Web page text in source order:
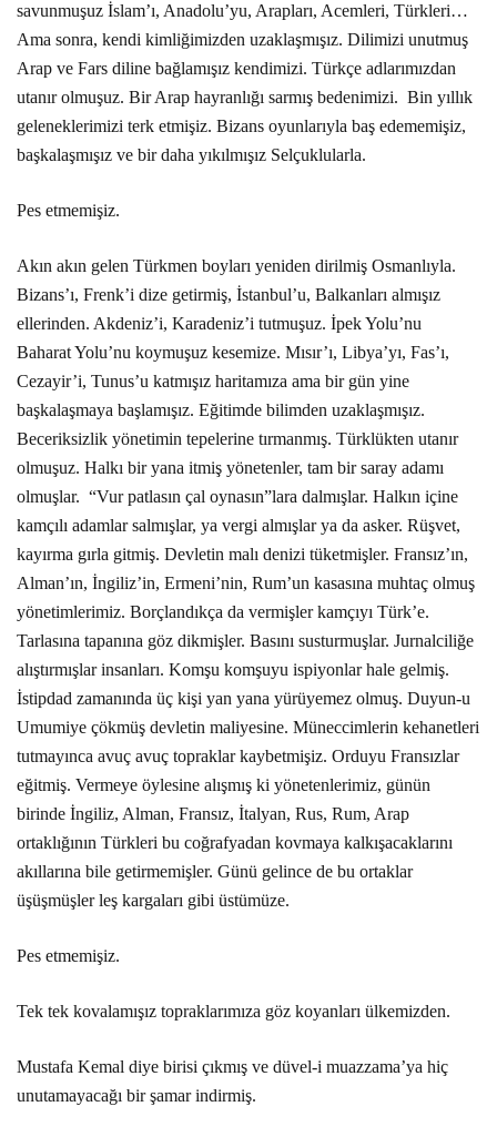
savunmuşuz İslam’ı, Anadolu’yu, Arapları, Acemleri, Türkleri…
Ama sonra, kendi kimliğimizden uzaklaşmışız. Dilimizi unutmuş
Arap ve Fars diline bağlamışız kendimizi. Türkçe adlarımızdan
utanır olmuşuz. Bir Arap hayranlığı sarmış bedenimizi. Bin yıllık
geleneklerimizi terk etmişiz. Bizans oyunlarıyla baş edememişiz,
başkalaşmışız ve bir daha yıkılmışız Selçuklularla.
Pes etmemişiz.
Akın akın gelen Türkmen boyları yeniden dirilmiş Osmanlıyla.
Bizans’ı, Frenk’i dize getirmiş, İstanbul’u, Balkanları almışız
ellerinden. Akdeniz’i, Karadeniz’i tutmuşuz. İpek Yolu’nu
Baharat Yolu’nu koymuşuz kesemize. Mısır’ı, Libya’yı, Fas’ı,
Cezayir’i, Tunus’u katmışız haritamıza ama bir gün yine
başkalaşmaya başlamışız. Eğitimde bilimden uzaklaşmışız.
Beceriksizlik yönetimin tepelerine tırmanmış. Türklükten utanır
olmuşuz. Halkı bir yana itmiş yönetenler, tam bir saray adamı
olmuşlar. “Vur patlasın çal oynasın”lara dalmışlar. Halkın içine
kamçılı adamlar salmışlar, ya vergi almışlar ya da asker. Rüşvet,
kayırma gırla gitmiş. Devletin malı denizi tüketmişler. Fransız’ın,
Alman’ın, İngiliz’in, Ermeni’nin, Rum’un kasasına muhtaç olmuş
yönetimlerimiz. Borçlandıkça da vermişler kamçıyı Türk’e.
Tarlasına tapanına göz dikmişler. Basını susturmuşlar. Jurnalciliğe
alıştırmışlar insanları. Komşu komşuyu ispiyonlar hale gelmiş.
İstipdad zamanında üç kişi yan yana yürüyemez olmuş. Duyun-u
Umumiye çökmüş devletin maliyesine. Müneccimlerin kehanetleri
tutmayınca avuç avuç topraklar kaybetmişiz. Orduyu Fransızlar
eğitmiş. Vermeye öylesine alışmış ki yönetenlerimiz, günün
birinde İngiliz, Alman, Fransız, İtalyan, Rus, Rum, Arap
ortaklığının Türkleri bu coğrafyadan kovmaya kalkışacaklarını
akıllarına bile getirmemişler. Günü gelince de bu ortaklar
üşüşmüşler leş kargaları gibi üstümüze.
Pes etmemişiz.
Tek tek kovalamışız topraklarımıza göz koyanları ülkemizden.
Mustafa Kemal diye birisi çıkmış ve düvel-i muazzama’ya hiç
unutamayacağı bir şamar indirmiş.